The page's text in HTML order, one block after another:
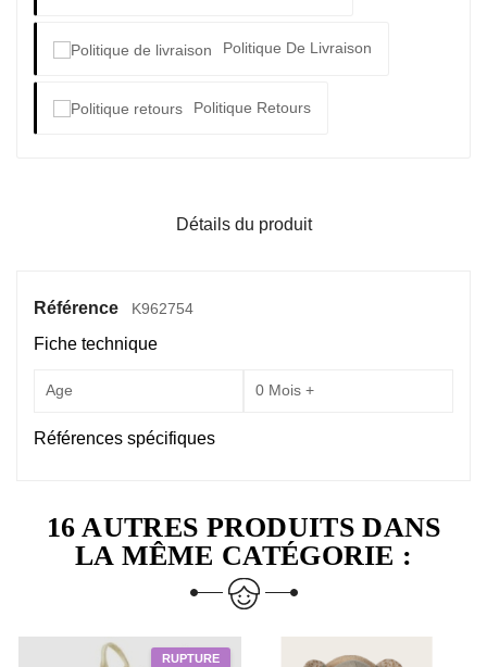
Politique De Livraison
Politique Retours
Détails du produit
Référence K962754
Fiche technique
Age 0 Mois +
Références spécifiques
16 AUTRES PRODUITS DANS
LA MÊME CATÉGORIE :